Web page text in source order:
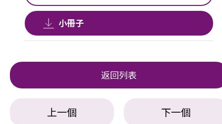
小冊子
返回列表
上一個 下一個